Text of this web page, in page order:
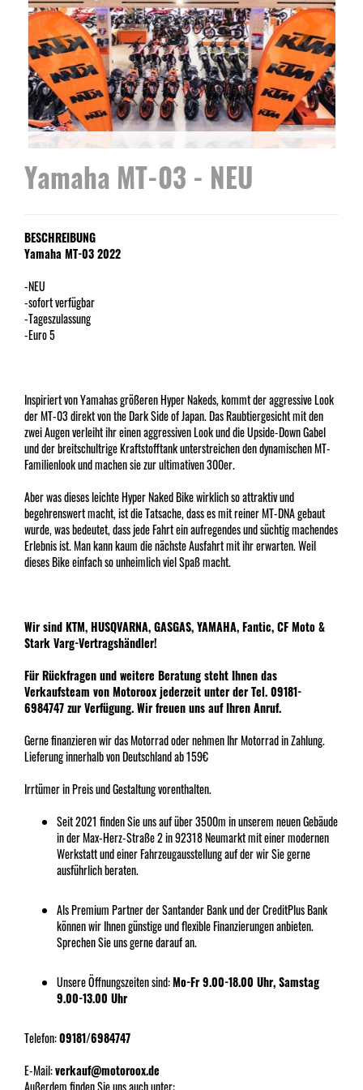
Yamaha MT-03 - NEU
BESCHREIBUNG
Yamaha MT-03 2022
-NEU
-sofort verfügbar
-Tageszulassung
-Euro 5
Inspiriert von Yamahas größeren Hyper Nakeds, kommt der aggressive Look
der MT-03 direkt von the Dark Side of Japan. Das Raubtiergesicht mit den
zwei Augen verleiht ihr einen aggressiven Look und die Upside-Down Gabel
und der breitschultrige Kraftstofftank unterstreichen den dynamischen MT-
Familienlook und machen sie zur ultimativen 300er.
Aber was dieses leichte Hyper Naked Bike wirklich so attraktiv und
begehrenswert macht, ist die Tatsache, dass es mit reiner MT-DNA gebaut
wurde, was bedeutet, dass jede Fahrt ein aufregendes und süchtig machendes
Erlebnis ist. Man kann kaum die nächste Ausfahrt mit ihr erwarten. Weil
dieses Bike einfach so unheimlich viel Spaß macht.
Wir sind KTM, HUSQVARNA, GASGAS, YAMAHA, Fantic, CF Moto &
Stark Varg-Vertragshändler!
Für Rückfragen und weitere Beratung steht Ihnen das
Verkaufsteam von Motoroox jederzeit unter der Tel. 09181-
6984747 zur Verfügung. Wir freuen uns auf Ihren Anruf.
Gerne finanzieren wir das Motorrad oder nehmen Ihr Motorrad in Zahlung.
Lieferung innerhalb von Deutschland ab 159€
Irrtümer in Preis und Gestaltung vorenthalten.
Seit 2021 finden Sie uns auf über 3500m in unserem neuen Gebäude
in der Max-Herz-Straße 2 in 92318 Neumarkt mit einer modernen
Werkstatt und einer Fahrzeugausstellung auf der wir Sie gerne
ausführlich beraten.
Als Premium Partner der Santander Bank und der CreditPlus Bank
können wir Ihnen günstige und flexible Finanzierungen anbieten.
Sprechen Sie uns gerne darauf an.
Unsere Öffnungszeiten sind:Mo-Fr 9.00-18.00 Uhr, Samstag
9.00-13.00 Uhr
Telefon:09181/6984747
E-Mail:verkauf@motoroox.de
Außerdem finden Sie uns auch unter: